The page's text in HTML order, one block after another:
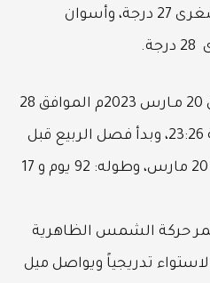
وقنا العظمى 43 درجة والصغرى 27 درجة، وأسوان
وانتهى فصل الشتاء الإثنين 20 مـارس 2023م الموافق 28
من شعبان 1444هـ الساعة 23:26، وبدأ فصل الربيع قبل
دقائق من نهاية يوم الإثنين 20 مارس، وطوله: 92 يوم و 17
حركة الشمس الظاهرية
تدريجياً ويواصل ميل